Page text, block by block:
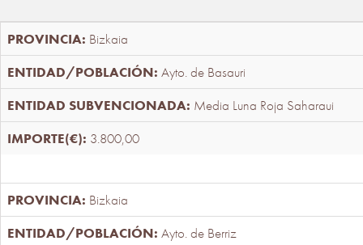
Bizkaia
Ayto. de Basauri
Media Luna Roja Saharaui
3.800,00
Bizkaia
Ayto. de Berriz